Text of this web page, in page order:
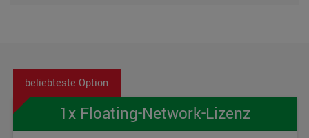
1x Floating-Network-Lizenz